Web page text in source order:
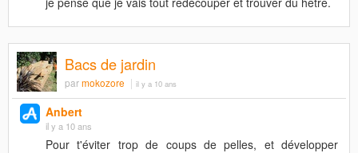
Bacs de jardin
parmokozore il y a 10 ans
Anbert
il y a 10 ans
Pour t'éviter trop de coups de pelles, et développer